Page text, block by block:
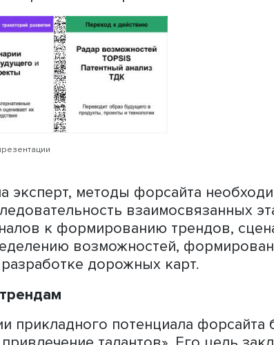
будущим проявляется в тот
его, но показываем путь,
научный сотрудник ЛИНТ
с будущим не должна
трендов или
важен как элемент
значение имеет
практических решений.